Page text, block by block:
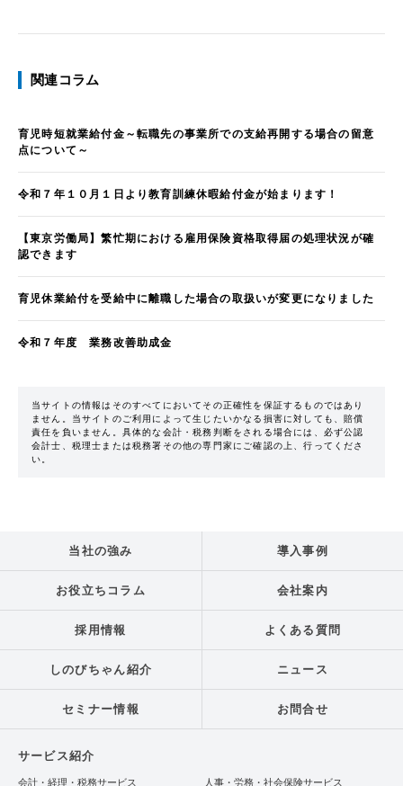
関連コラム
育児時短就業給付金～転職先の事業所での支給再開する場合の留意
点について～
令和７年１０月１日より教育訓練休暇給付金が始まります！
【東京労働局】繁忙期における雇用保険資格取得届の処理状況が確
認できます
育児休業給付を受給中に離職した場合の取扱いが変更になりました
令和７年度 業務改善助成金
当サイトの情報はそのすべてにおいてその正確性を保証するものではあり
ません。当サイトのご利用によって生じたいかなる損害に対しても、賠償
責任を負いません。具体的な会計・税務判断をされる場合には、必ず公認
会計士、税理士または税務署その他の専門家にご確認の上、行ってくださ
い。
当社の強み 導入事例
お役立ちコラム 会社案内
採用情報 よくある質問
しのびちゃん紹介 ニュース
セミナー情報 お問合せ
サービス紹介
会計・経理・税務サービス 人事・労務・社会保険サービス